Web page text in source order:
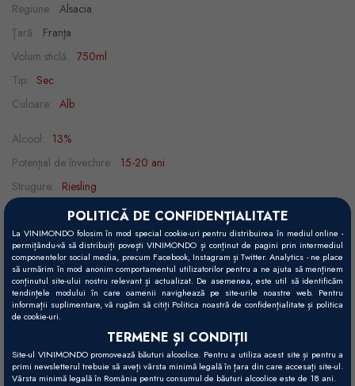
POLITICĂ DE CONFIDENȚIALITATE
La VINIMONDO folosim în mod special cookie-uri pentru distribuirea în mediul online -
permițându-vă să distribuiți povești VINIMONDO și conținut de pagini prin intermediul
componentelor social media, precum Facebook, Instagram și Twitter. Analytics - ne place
să urmărim în mod anonim comportamentul utilizatorilor pentru a ne ajuta să menținem
conținutul site-ului nostru relevant și actualizat. De asemenea, este util să identificăm
tendințele modului în care oamenii navighează pe site-urile noastre web. Pentru
informații suplimentare, vă rugăm să citiți Politica noastră de confidențialitate și politica
de cookie-uri.
TERMENE ȘI CONDIȚII
Site-ul VINIMONDO promovează băuturi alcoolice. Pentru a utiliza acest site și pentru a
primi newsletterul trebuie să aveți vârsta minimă legală în țara din care accesați site-ul.
Vârsta minimă legală în România pentru consumul de băuturi alcoolice este de 18 ani.
Regiune: Alsacia
Țară: Franţa
Volum sticlă: 750ml
Tip: Sec
Culoare: Alb
Alcool: 13%
Potențial de învechire: 15-20 ani
Strugure: Riesling
Recomandări gastronomice:
brânzeturi, pește, homar, fructe de mare,
crustacee, carne albă
Temperatură servire: 9 - 11°C
Vizual
Gustativ